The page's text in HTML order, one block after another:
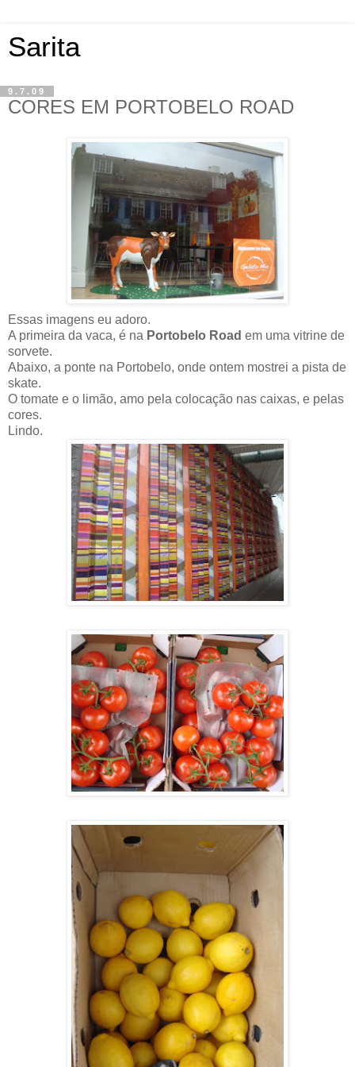
Sarita
9.7.09
CORES EM PORTOBELO ROAD
Essas imagens eu adoro.
A primeira da vaca, é na Portobelo Road em uma vitrine de
sorvete.
Abaixo, a ponte na Portobelo, onde ontem mostrei a pista de
skate.
O tomate e o limão, amo pela colocação nas caixas, e pelas
cores.
Lindo.